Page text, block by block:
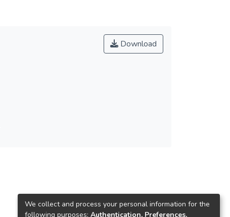
Download
We collect and process your personal information for the
following purposes: Authentication, Preferences,